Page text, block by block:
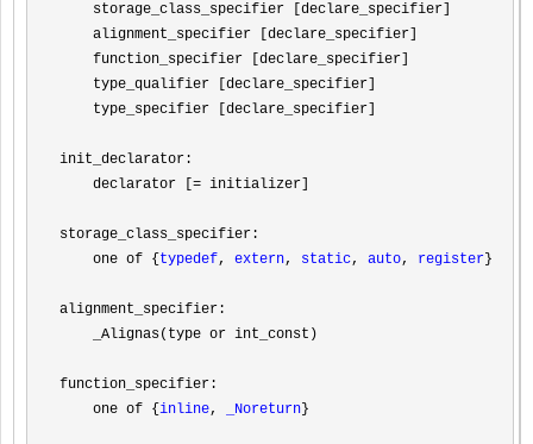
    storage_class_specifier [declare_specifier]
    alignment_specifier [declare_specifier]
    function_specifier [declare_specifier]
    type_qualifier [declare_specifier]
    type_specifier [declare_specifier]
init_declarator:
    declarator [
= initializer]
storage_class_specifier:
    one of {
typedef, extern, static, auto, register }
alignment_specifier:
    _Alignas(type or int_const
)
function_specifier:
    one of {
inline, _Noreturn }